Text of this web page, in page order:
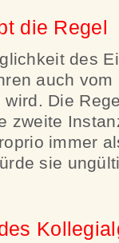
die Regel
des
auch
Die
zweite
immer
sie